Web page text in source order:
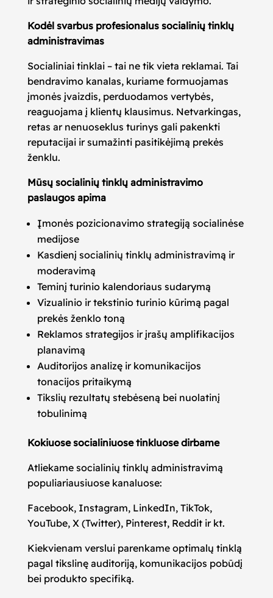
Kodėl svarbus profesionalus socialinių tinklų
administravimas
Socialiniai tinklai – tai ne tik vieta reklamai. Tai
bendravimo kanalas, kuriame formuojamas
įmonės įvaizdis, perduodamos vertybės,
reaguojama į klientų klausimus. Netvarkingas,
retas ar nenuoseklus turinys gali pakenkti
reputacijai ir sumažinti pasitikėjimą prekės
ženklu.
Mūsų socialinių tinklų administravimo
paslaugos apima
Įmonės pozicionavimo strategiją socialinėse
medijose
Kasdienį socialinių tinklų administravimą ir
moderavimą
Teminį turinio kalendoriaus sudarymą
Vizualinio ir tekstinio turinio kūrimą pagal
prekės ženklo toną
Reklamos strategijos ir įrašų amplifikacijos
planavimą
Auditorijos analizę ir komunikacijos
tonacijos pritaikymą
Tikslių rezultatų stebėseną bei nuolatinį
tobulinimą
Kokiuose socialiniuose tinkluose dirbame
Atliekame socialinių tinklų administravimą
populiariausiuose kanaluose:
Facebook, Instagram, LinkedIn, TikTok,
YouTube, X (Twitter), Pinterest, Reddit ir kt.
Kiekvienam verslui parenkame optimalų tinklą
pagal tikslinę auditoriją, komunikacijos pobūdį
bei produkto specifiką.